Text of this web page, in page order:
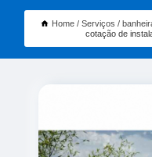
Home Serviços
cotação de